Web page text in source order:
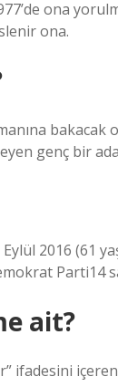
ona
ona.
genç bir
2016 (61
Parti14
ait?
ifadesini